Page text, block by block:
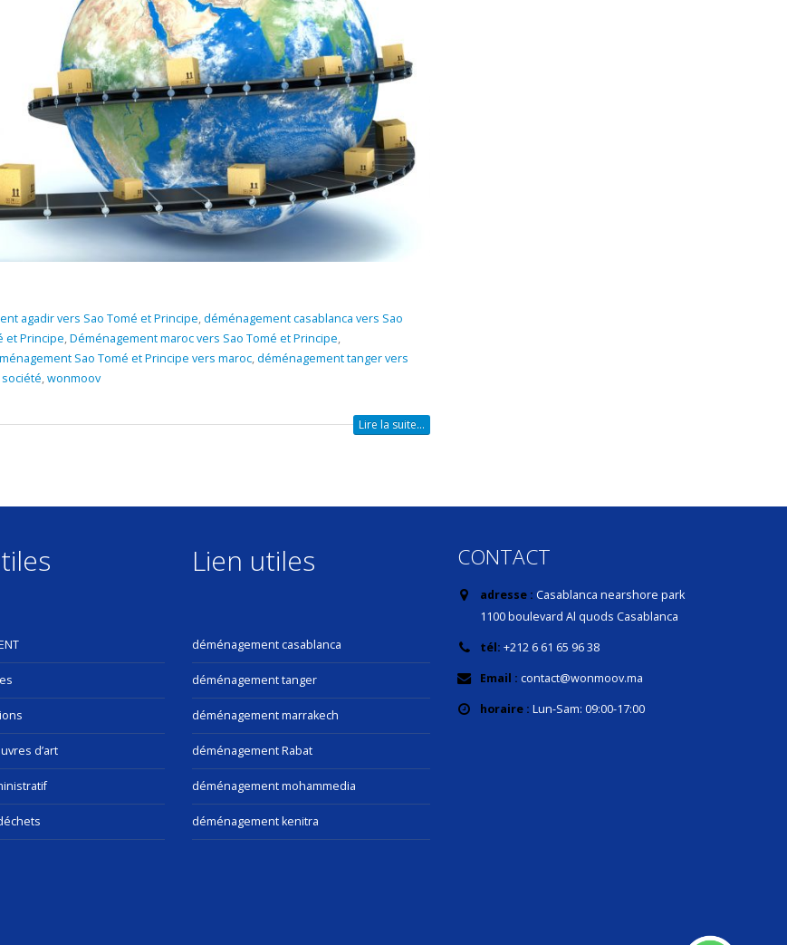
agadir vers Sao Tomé et Principe,déménagement casablanca vers Sao
et Principe,Déménagement maroc vers Sao Tomé et Principe,
Sao Tomé et Principe vers maroc,déménagement tanger vers
société,wonmoov
Lire la suite...
d’art
Lien utiles
déménagement casablanca
déménagement tanger
déménagement marrakech
déménagement Rabat
déménagement mohammedia
déménagement kenitra
CONTACT
adresse : Casablanca nearshore park
1100 boulevard Al quods Casablanca
tél: +212 6 61 65 96 38
Email : contact@wonmoov.ma
horaire : Lun-Sam: 09:00-17:00